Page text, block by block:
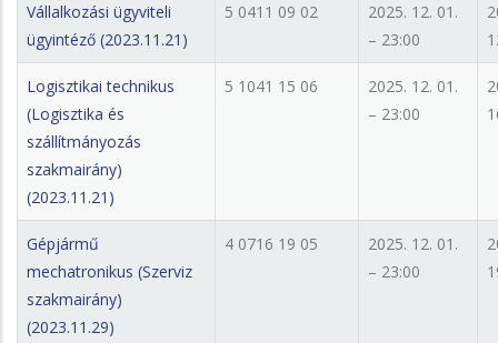
Vállalkozási ügyviteli
ügyintéző (2023.11.21)
5 0411 09 02
2025. 12. 01.
– 23:00
Logisztikai technikus
(Logisztika és
szállítmányozás
szakmairány)
(2023.11.21)
5 1041 15 06
2025. 12. 01.
– 23:00
Gépjármű
mechatronikus (Szerviz
szakmairány)
(2023.11.29)
4 0716 19 05
2025. 12. 01.
– 23:00